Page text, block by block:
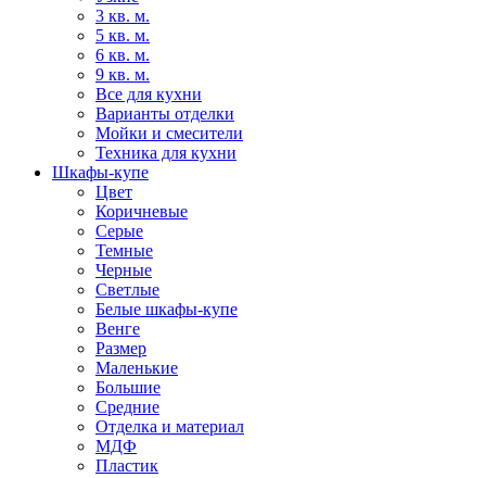
3 кв. м.
5 кв. м.
6 кв. м.
9 кв. м.
Все для кухни
Варианты отделки
Мойки и смесители
Техника для кухни
Шкафы-купе
Цвет
Коричневые
Серые
Темные
Черные
Светлые
Белые шкафы-купе
Венге
Размер
Маленькие
Большие
Средние
Отделка и материал
МДФ
Пластик